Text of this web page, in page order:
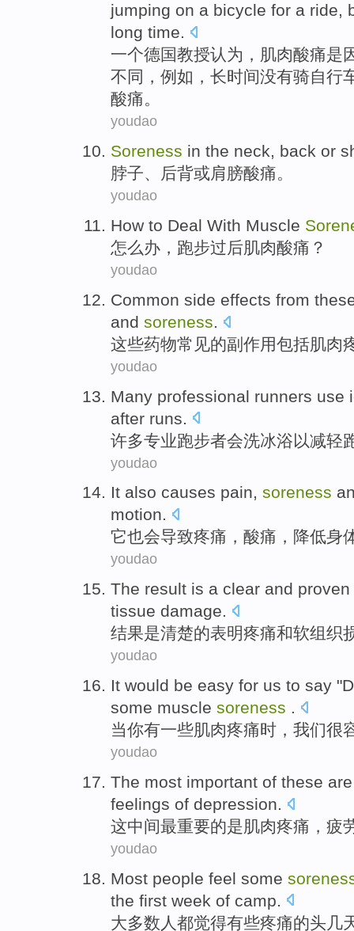
jumping on a bicycle for a ride,
long time.
一个德国教授认为， 肌肉酸痛是
不同， 例如 ，长时间没有骑自行
酸痛。
youdao
Soreness in the neck, back or
脖子、 后背或肩膀酸痛。
youdao
How to Deal With Muscle
怎么办 ， 跑步过后肌肉酸痛 ？
youdao
Common side effects from
and soreness.
这些药物常见的副作用包括肌肉
youdao
Many professional runners use
after runs.
许多专业跑步者会洗冰浴 以减轻
youdao
It also causes pain, soreness
motion.
它也会导致疼痛 ， 酸痛 ， 降低身
youdao
The result is a clear and proven
tissue damage.
结果是清楚的表明疼痛和软组织
youdao
It would be easy for us to say "
some muscle soreness .
当你有一些肌肉疼痛时， 我们很
youdao
The most important of these are
feelings of depression.
这中间最重要的是肌肉疼痛 ， 疲
youdao
Most people feel some
the first week of camp
大多数 人 都觉得有些疼痛的头 几